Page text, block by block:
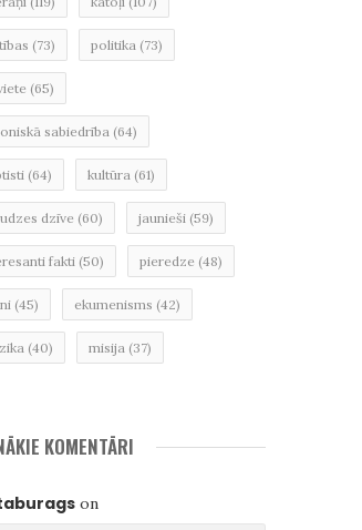
(73) politika (73)
(65)
sabiedrība (64)
(64) kultūra (61)
dzīve (60) jaunieši (59)
fakti (50) pieredze (48)
(45) ekumenisms (42)
(40) misija (37)
KOMENTĀRI
on